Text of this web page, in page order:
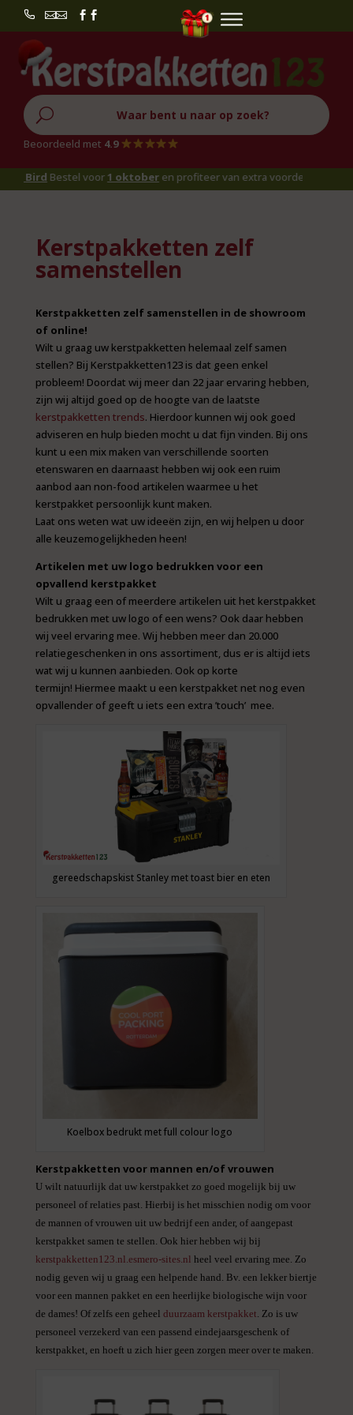
 
U
Beoordeeld met 4.9
BirdBestel voor1 oktoberen profiteer van extra voordeel!
Kerstpakketten zelf
samenstellen
Kerstpakketten zelf samenstellen in de showroom
of online!
Wilt u graag uw kerstpakketten helemaal zelf samen
stellen? Bij Kerstpakketten123 is dat geen enkel
probleem! Doordat wij meer dan 22 jaar ervaring hebben,
zijn wij altijd goed op de hoogte van de laatste
kerstpakketten trends. Hierdoor kunnen wij ook goed
adviseren en hulp bieden mocht u dat fijn vinden. Bij ons
kunt u een mix maken van verschillende soorten
etenswaren en daarnaast hebben wij ook een ruim
aanbod aan non-food artikelen waarmee u het
kerstpakket persoonlijk kunt maken.
Laat ons weten wat uw ideeën zijn, en wij helpen u door
alle keuzemogelijkheden heen!
Artikelen met uw logo bedrukken voor een
opvallend kerstpakket
Wilt u graag een of meerdere artikelen uit het kerstpakket
bedrukken met uw logo of een wens? Ook daar hebben
wij veel ervaring mee. Wij hebben meer dan 20.000
relatiegeschenken in ons assortiment, dus er is altijd iets
wat wij u kunnen aanbieden. Ook op korte
termijn! Hiermee maakt u een kerstpakket net nog even
opvallender of geeft u iets een extra ’touch’ mee.
gereedschapskist Stanley met toast bier en eten
Koelbox bedrukt met full colour logo
Kerstpakketten voor mannen en/of vrouwen
U wilt natuurlijk dat uw kerstpakket zo goed mogelijk bij uw
personeel of relaties past. Hierbij is het misschien nodig om voor
de mannen of vrouwen uit uw bedrijf een ander, of aangepast
kerstpakket samen te stellen. Ook hier hebben wij bij
kerstpakketten123.nl.esmero-sites.nl heel veel ervaring mee. Zo
nodig geven wij u graag een helpende hand. Bv. een lekker biertje
voor een mannen pakket en een heerlijke biologische wijn voor
de dames! Of zelfs een geheel duurzaam kerstpakket . Zo is uw
personeel verzekerd van een passend eindejaarsgeschenk of
kerstpakket, en hoeft u zich hier geen zorgen meer over te maken.